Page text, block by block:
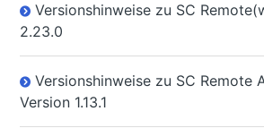
Versionshinweise zu SC
2.23.0
Versionshinweise zu SC Remote
Version 1.13.1